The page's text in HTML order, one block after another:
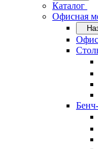
Каталог
Офисная